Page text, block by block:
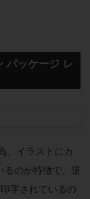
パッケージ レ
、イラストにカ
るのが特徴で、逆
字されているの